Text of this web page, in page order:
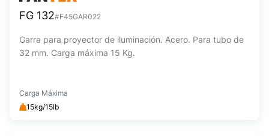
FG 132#F45GAR022
Garra para proyector de iluminación. Acero. Para tubo de
32 mm. Carga máxima 15 Kg.
Carga Máxima
15kg/15lb